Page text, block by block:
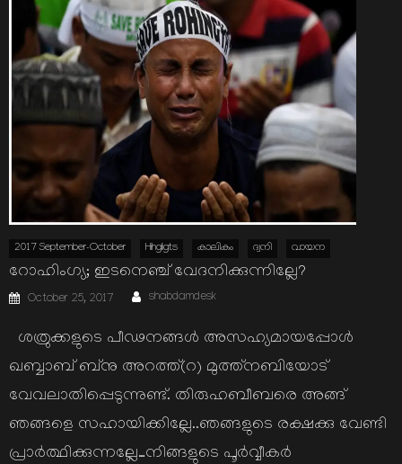
2017 September-October Hihgligts കാലികം ദ്വനി വായന
റോഹിംഗ്യ; ഇടനെഞ്ച് വേദനിക്കുന്നില്ലേ?
Posted
on
October 25, 2017 Author
shabdamdesk
ശത്രുക്കളുടെ പീഢനങ്ങള്‍ അസഹ്യമായപ്പോള്‍
ഖബ്ബാബ് ബ്നു അറത്ത്(റ) മുത്ത്നബിയോട്
വേവലാതിപ്പെടുന്നുണ്ട്. തിരുഹബീബരെ അങ്ങ്
ഞങ്ങളെ സഹായിക്കില്ലേ..ഞങ്ങളുടെ രക്ഷക്കു വേണ്ടി
പ്രാര്‍ത്ഥിക്കുന്നല്ലേ…നിങ്ങളുടെ പൂര്‍വ്വീകര്‍